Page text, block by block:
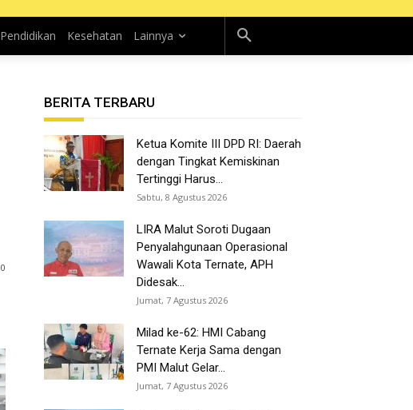
Pendidikan Kesehatan Lainnya
0
BERITA TERBARU
Ketua Komite III DPD RI: Daerah
dengan Tingkat Kemiskinan
Tertinggi Harus...
Sabtu, 8 Agustus 2026
LIRA Malut Soroti Dugaan
Penyalahgunaan Operasional
Wawali Kota Ternate, APH
Didesak...
Jumat, 7 Agustus 2026
Milad ke-62: HMI Cabang
Ternate Kerja Sama dengan
PMI Malut Gelar...
Jumat, 7 Agustus 2026